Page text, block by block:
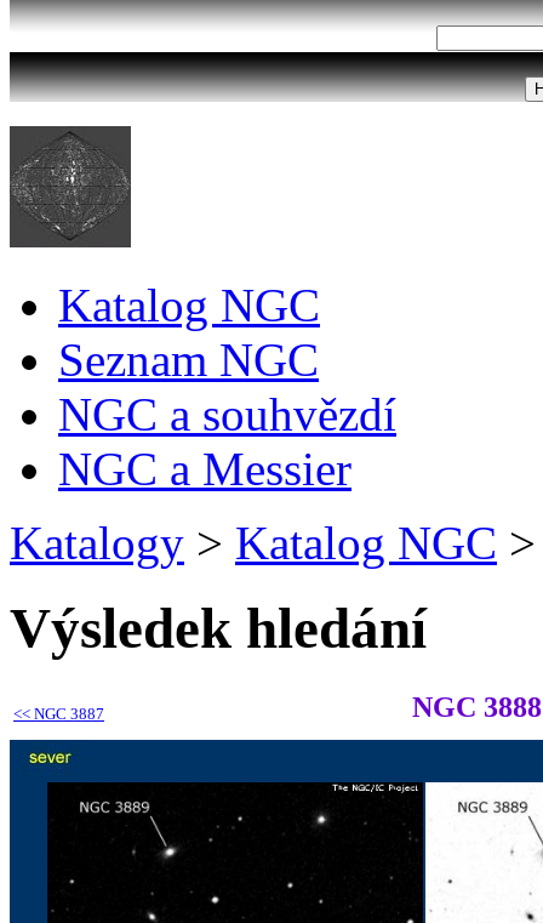
Katalog NGC
Seznam NGC
NGC a souhvězdí
NGC a Messier
Katalogy > Katalog NGC >
Výsledek hledání
<< NGC 3887 NGC 3888